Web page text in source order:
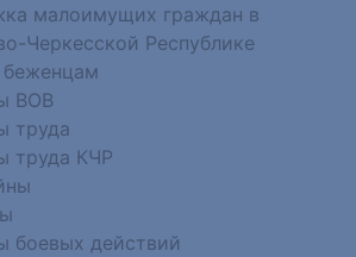
малоимущих граждан в
Черкесской Республике
ВОВ
труда
труда КЧР
боевых действий